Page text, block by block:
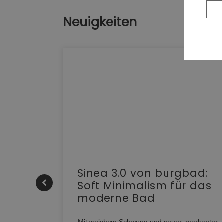
Neuigkeiten
Sinea 3.0 von burgbad:
Soft Minimalism für das
moderne Bad